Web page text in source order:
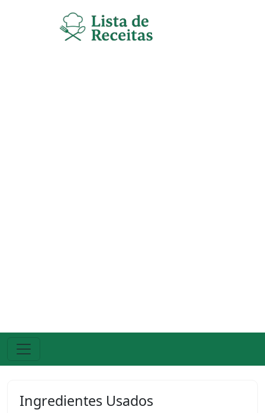
Ingredientes Usados